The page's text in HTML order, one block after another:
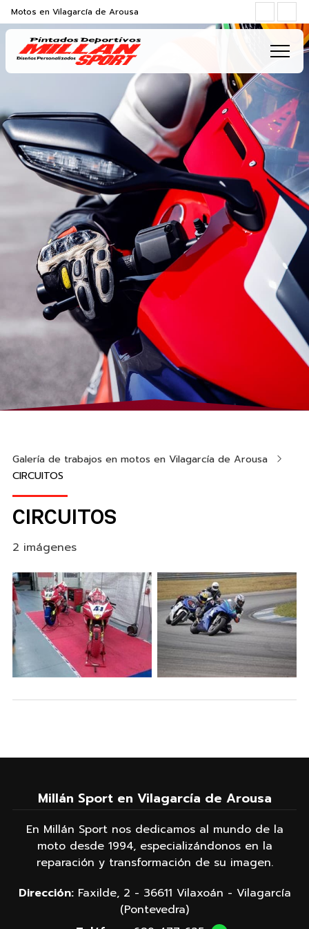
Motos en Vilagarcía de Arousa
Galería de trabajos en motos en Vilagarcía de Arousa
CIRCUITOS
CIRCUITOS
2 imágenes
Millán Sport en Vilagarcía de Arousa
En Millán Sport nos dedicamos al mundo de la
moto desde 1994, especializándonos en la
reparación y transformación de su imagen.
Dirección: Faxilde, 2 - 36611 Vilaxoán - Vilagarcía
(Pontevedra)